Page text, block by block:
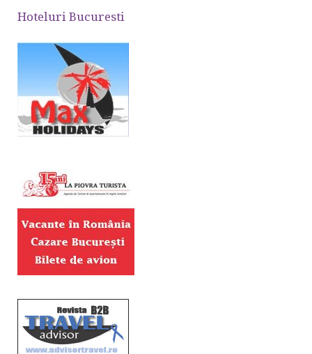
Hoteluri Bucuresti